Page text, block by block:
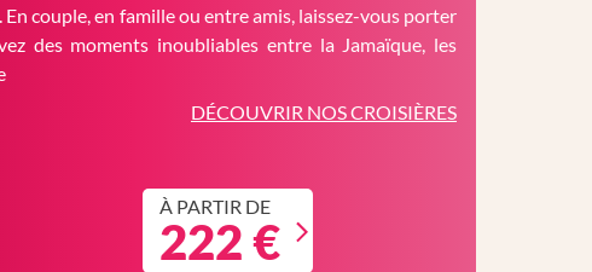
En couple, en famille ou entre amis, laissez-vous porter
des moments inoubliables entre la Jamaïque, les
DÉCOUVRIR NOS CROISIÈRES
À PARTIR DE
222 €